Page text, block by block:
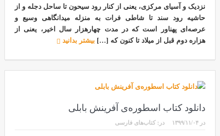
نزدیک و آسیای مرکزی، یعنی از کنار رود سیحون تا ساحل دجله و از
حاشیه رود سند تا شاطی فرات به منزله میدانگاهی وسیع و
عرصه‌ای پهناور است که در مدت چهارهزار سال اخیر، یعنی از
هزاره دوم قبل از میلاد تا کنون که […] بیشتر بدانید
دانلود کتاب اسطوره‌ی آفرینش بابلی
در ۱۳۹۹/۱۱/۰۴ در: کتاب‌های فارسی